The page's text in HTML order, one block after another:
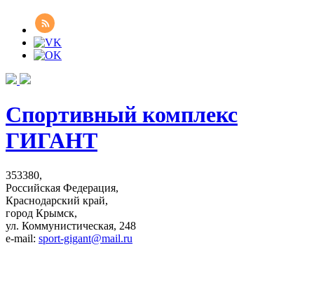
Спортивный комплекс
ГИГАНТ
353380,
Российская Федерация,
Краснодарский край,
город Крымск,
ул. Коммунистическая, 248
e-mail: sport-gigant@mail.ru